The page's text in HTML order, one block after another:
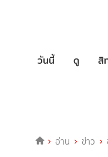
วันนี้ ดู สิ
อ่าน ข่าว